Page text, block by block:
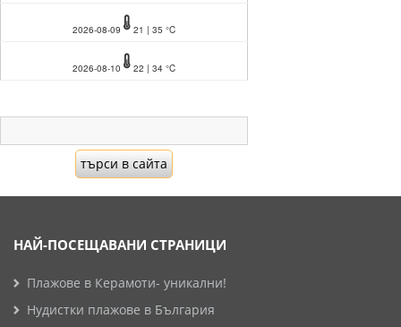
2026-08-09 21 | 35 °C
2026-08-10 22 | 34 °C
НАЙ-ПОСЕЩАВАНИ СТРАНИЦИ
Плажове в Керамоти- уникални!
Нудистки плажове в България